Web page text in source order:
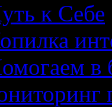
к Себе
в